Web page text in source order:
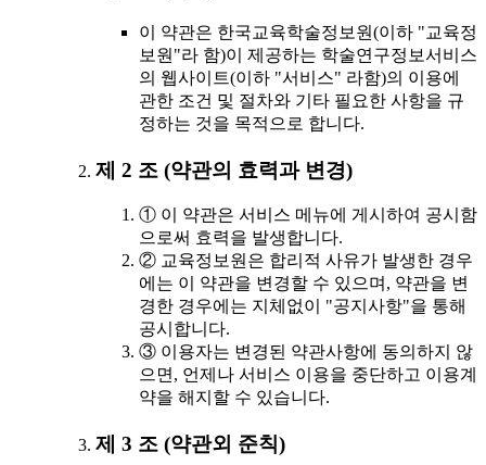
이 약관은 한국교육학술정보원(이하 "교육정
보원"라 함)이 제공하는 학술연구정보서비스
의 웹사이트(이하 "서비스" 라함)의 이용에
관한 조건 및 절차와 기타 필요한 사항을 규
정하는 것을 목적으로 합니다.
제 2 조 (약관의 효력과 변경)
① 이 약관은 서비스 메뉴에 게시하여 공시함
으로써 효력을 발생합니다.
② 교육정보원은 합리적 사유가 발생한 경우
에는 이 약관을 변경할 수 있으며, 약관을 변
경한 경우에는 지체없이 "공지사항"을 통해
공시합니다.
③ 이용자는 변경된 약관사항에 동의하지 않
으면, 언제나 서비스 이용을 중단하고 이용계
약을 해지할 수 있습니다.
제 3 조 (약관외 준칙)